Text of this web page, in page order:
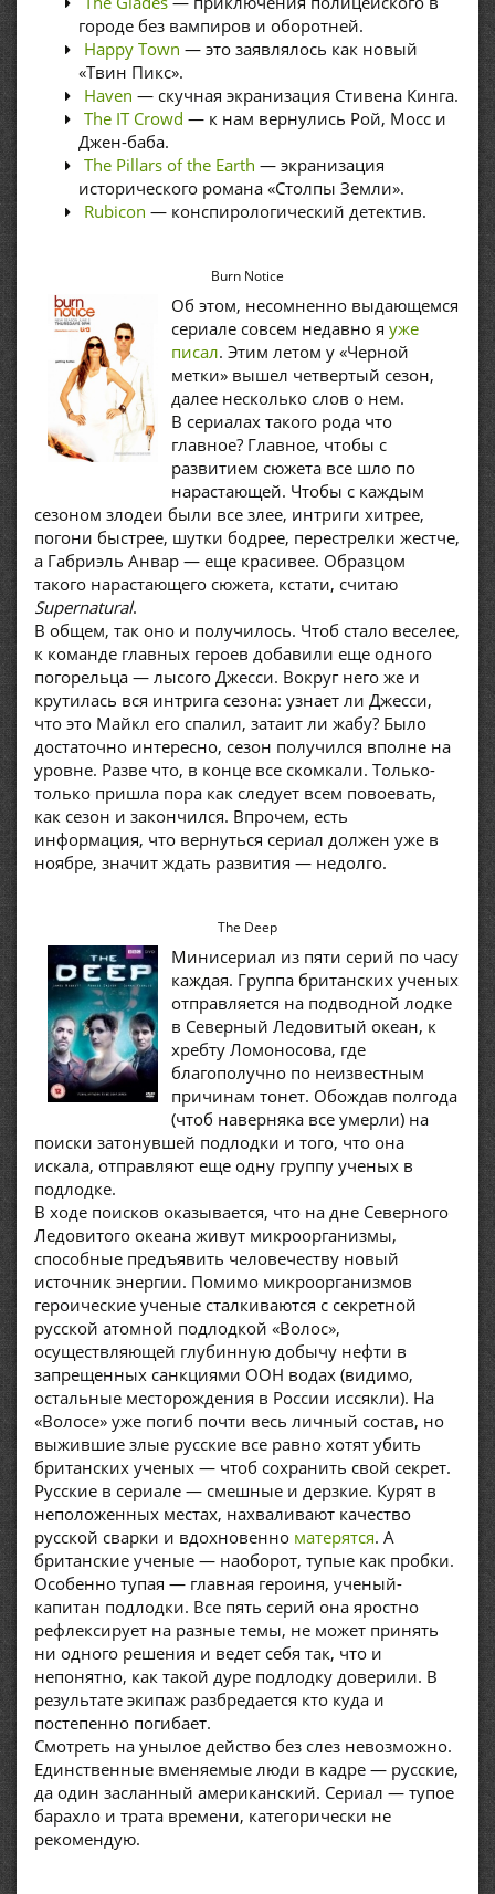
городе без вампиров и оборотней.
Happy Town — это заявлялось как новый
«Твин Пикс».
Haven — скучная экранизация Стивена Кинга.
The IT Crowd — к нам вернулись Рой, Мосс и
Джен-баба.
The Pillars of the Earth — экранизация
исторического романа «Столпы Земли».
Rubicon — конспирологический детектив.
Burn Notice
Об этом, несомненно выдающемся
сериале совсем недавно я уже
писал. Этим летом у «Черной
метки» вышел четвертый сезон,
далее несколько слов о нем.
В сериалах такого рода что
главное? Главное, чтобы с
развитием сюжета все шло по
нарастающей. Чтобы с каждым
сезоном злодеи были все злее, интриги хитрее,
погони быстрее, шутки бодрее, перестрелки жестче,
а Габриэль Анвар — еще красивее. Образцом
такого нарастающего сюжета, кстати, считаю
Supernatural.
В общем, так оно и получилось. Чтоб стало веселее,
к команде главных героев добавили еще одного
погорельца — лысого Джесси. Вокруг него же и
крутилась вся интрига сезона: узнает ли Джесси,
что это Майкл его спалил, затаит ли жабу? Было
достаточно интересно, сезон получился вполне на
уровне. Разве что, в конце все скомкали. Только-
только пришла пора как следует всем повоевать,
как сезон и закончился. Впрочем, есть
информация, что вернуться сериал должен уже в
ноябре, значит ждать развития — недолго.
The Deep
Минисериал из пяти серий по часу
каждая. Группа британских ученых
отправляется на подводной лодке
в Северный Ледовитый океан, к
хребту Ломоносова, где
благополучно по неизвестным
причинам тонет. Обождав полгода
(чтоб наверняка все умерли) на
поиски затонувшей подлодки и того, что она
искала, отправляют еще одну группу ученых в
подлодке.
В ходе поисков оказывается, что на дне Северного
Ледовитого океана живут микроорганизмы,
способные предъявить человечеству новый
источник энергии. Помимо микроорганизмов
героические ученые сталкиваются с секретной
русской атомной подлодкой «Волос»,
осуществляющей глубинную добычу нефти в
запрещенных санкциями ООН водах (видимо,
остальные месторождения в России иссякли). На
«Волосе» уже погиб почти весь личный состав, но
выжившие злые русские все равно хотят убить
британских ученых — чтоб сохранить свой секрет.
Русские в сериале — смешные и дерзкие. Курят в
неположенных местах, нахваливают качество
русской сварки и вдохновенно матерятся. А
британские ученые — наоборот, тупые как пробки.
Особенно тупая — главная героиня, ученый-
капитан подлодки. Все пять серий она яростно
рефлексирует на разные темы, не может принять
ни одного решения и ведет себя так, что и
непонятно, как такой дуре подлодку доверили. В
результате экипаж разбредается кто куда и
постепенно погибает.
Смотреть на унылое действо без слез невозможно.
Единственные вменяемые люди в кадре — русские,
да один засланный американский. Сериал — тупое
барахло и трата времени, категорически не
рекомендую.